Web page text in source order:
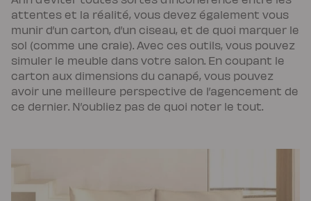
Couettes
et
oreillers
Oreiller
incroyable
Oreiller
universel
Traversin
Couette
tempérée
Couette
tempérée
Plus
chaude
attentes et la réalité, vous devez également vous
munir d’un carton, d’un ciseau, et de quoi marquer le
sol (comme une craie). Avec ces outils, vous pouvez
simuler le meuble dans votre salon. En coupant le
carton aux dimensions du canapé, vous pouvez
avoir une meilleure perspective de l’agencement de
ce dernier. N’oubliez pas de quoi noter le tout.